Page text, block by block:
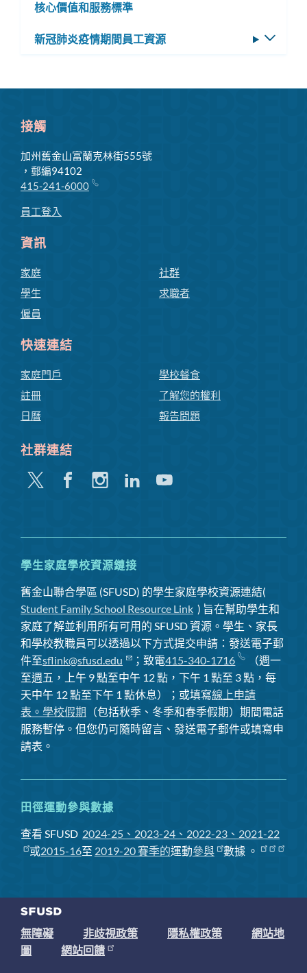
核心價值和服務標準
新冠肺炎疫情期間員工資源
選
接觸
加州舊金山富蘭克林街555號
，郵編94102
415-241-6000
員工登入
資訊
家庭
學生
僱員
社群
求職者
快速連結
家庭門戶
註冊
日曆
學校餐食
了解您的權利
報告問題
社群連結
嘰
FacebookInstagram
領
Youtube
學生家庭學校資源鏈接
舊金山聯合學區 (SFUSD) 的學生家庭學校資源連結(
Student Family School Resource Link ) 旨在幫助學生和
家庭了解並利用所有可用的 SFUSD 資源。學生、家長
和學校教職員可以透過以下方式提交申請：發送電子郵
件至sflink@sfusd.edu ；致電415-340-1716
（週一
至週五，上午 9 點至中午 12 點，下午 1 點至 3 點，每
天中午 12 點至下午 1 點休息）；或填寫線上申請
表。 學校假期
（包括秋季、冬季和春季假期）期間電話
服務暫停 。但您仍可隨時留言、發送電子郵件或填寫申
請表。
田徑運動參與數據
查看 SFUSD 2024-25、2023-24、2022-23、2021-22
或2015-16至 2019-20 賽季的運動參與 數據 。
無障礙 非歧視政策 隱私權政策
網站地
圖
網站回饋